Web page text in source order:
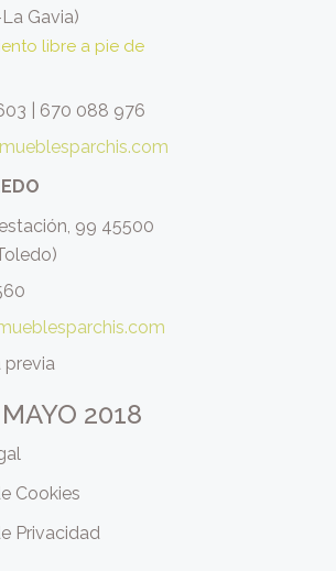
Gavia)
libre a pie de
670 088 976
99 45500
previa
2018
Cookies
Privacidad